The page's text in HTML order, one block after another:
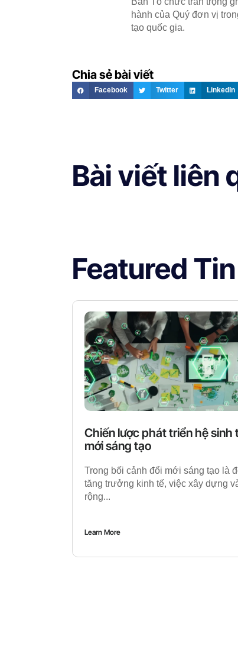
hành của Quý đơn vị
tạo quốc gia.
Chia sẻ bài viết
Facebook Twitter LinkedIn
Bài viết liên
Featured
Chiến lược phát triển hệ sinh
mới sáng tạo
Trong bối cảnh đổi mới sáng tạo là
tăng trưởng kinh tế, việc xây dựng
rộng...
Learn More